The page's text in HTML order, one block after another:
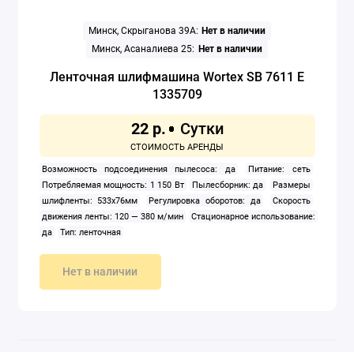
Минск, Скрыганова 39А: Нет в наличии
Минск, Асаналиева 25: Нет в наличии
Ленточная шлифмашина Wortex SB 7611 E
1335709
22 р.
Возможность подсоединения пылесоса: да
Питание: сеть
Потребляемая мощность: 1 150 Вт
Пылесборник: да
Размеры
шлифленты: 533x76мм
Регулировка оборотов: да
Скорость
движения ленты: 120 — 380 м/мин
Стационарное использование:
да
Тип: ленточная
Нет в наличии